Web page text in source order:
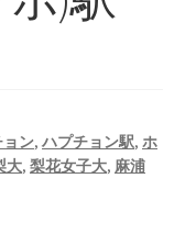
ン, ハプチョン駅, ホ
大, 梨花女子大, 麻浦